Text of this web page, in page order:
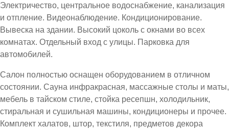
Электричество, центральное водоснабжение, канализация
и отпление. Видеонаблюдение. Кондиционирование.
Вывеска на здании. Высокий цоколь с окнами во всех
комнатах. Отдельный вход с улицы. Парковка для
автомобилей.
Салон полностью оснащен оборудованием в отличном
состоянии. Сауна инфракрасная, массажные столы и маты,
мебель в тайском стиле, стойка ресепшн, холодильник,
стиральная и сушильная машины, кондиционеры и прочее.
Комплект халатов, штор, текстиля, предметов декора